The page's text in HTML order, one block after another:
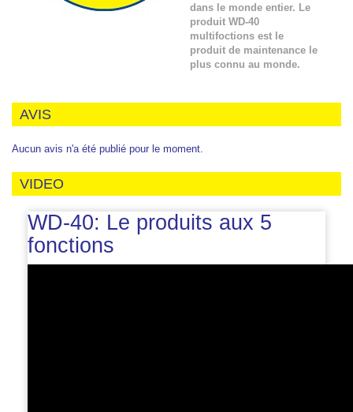
dans le monde entier. Le
produit WD-40
multifoctions est le
produit de maintenance le
plus connu au monde.
AVIS
Aucun avis n'a été publié pour le moment.
VIDEO
WD-40: Le produits aux 5
fonctions